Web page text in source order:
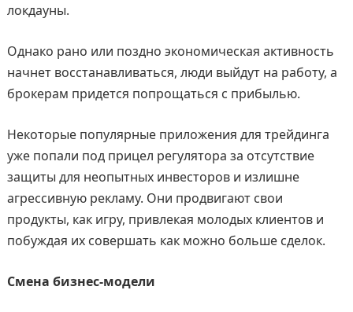
локдауны.
Однако рано или поздно экономическая активность
начнет восстанавливаться, люди выйдут на работу, а
брокерам придется попрощаться с прибылью.
Некоторые популярные приложения для трейдинга
уже попали под прицел регулятора за отсутствие
защиты для неопытных инвесторов и излишне
агрессивную рекламу. Они продвигают свои
продукты, как игру, привлекая молодых клиентов и
побуждая их совершать как можно больше сделок.
Смена бизнес-модели